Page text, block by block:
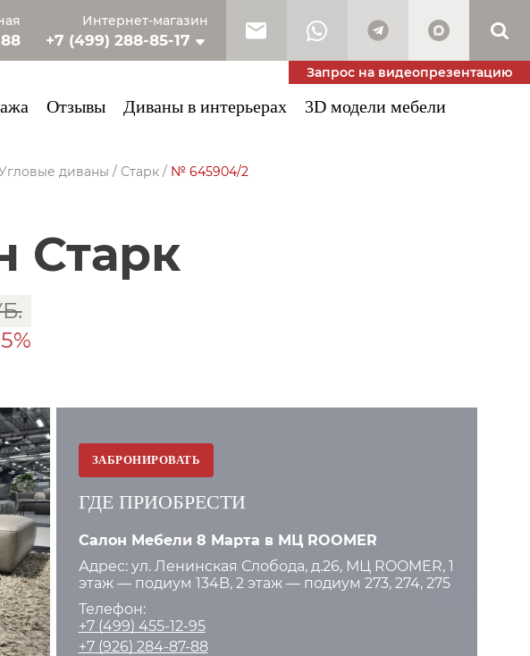
Интернет-магазин
+7 (499) 288-85-17
+7 (985) 410-53-34
Запрос на видеопрезентацию
Отзывы Диваны в интерьерах 3D модели мебели
диваны / Старк / № 645904/2
Старк
ЗАБРОНИРОВАТЬ
ГДЕ ПРИОБРЕСТИ
Салон Мебели 8 Марта в МЦ ROOMER
Адрес: ул. Ленинская Слобода, д.26, МЦ ROOMER, 1
этаж — подиум 134B, 2 этаж — подиум 273, 274, 275
Телефон:
+7 (499) 455-12-95
+7 (926) 284-87-88